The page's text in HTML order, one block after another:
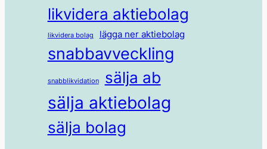
likvidera aktiebolag
likvidera bolag lägga ner aktiebolag
snabbavveckling
snabblikvidation sälja ab
sälja aktiebolag
sälja bolag